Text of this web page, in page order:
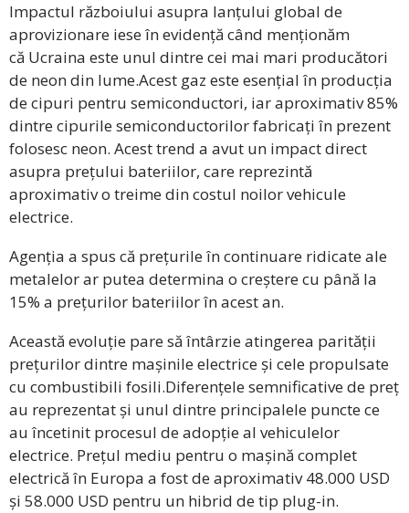
Impactul războiului asupra lanțului global de
aprovizionare iese în evidență când menționăm
că Ucraina este unul dintre cei mai mari producători
de neon din lume.Acest gaz este esențial în producția
de cipuri pentru semiconductori, iar aproximativ 85%
dintre cipurile semiconductorilor fabricați în prezent
folosesc neon. Acest trend a avut un impact direct
asupra prețului bateriilor, care reprezintă
aproximativ o treime din costul noilor vehicule
electrice.
Agenția a spus că prețurile în continuare ridicate ale
metalelor ar putea determina o creștere cu până la
15% a prețurilor bateriilor în acest an.
Această evoluție pare să întârzie atingerea parității
prețurilor dintre mașinile electrice și cele propulsate
cu combustibili fosili.Diferențele semnificative de preț
au reprezentat și unul dintre principalele puncte ce
au încetinit procesul de adopție al vehiculelor
electrice. Prețul mediu pentru o mașină complet
electrică în Europa a fost de aproximativ 48.000 USD
și 58.000 USD pentru un hibrid de tip plug-in.